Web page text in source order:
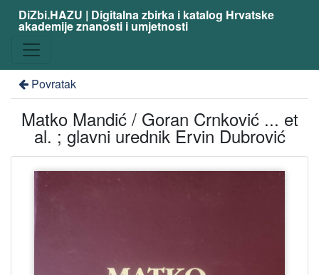
DiZbi.HAZU | Digitalna zbirka i katalog Hrvatske
akademije znanosti i umjetnosti
Povratak
Matko Mandić / Goran Crnković ... et
al. ; glavni urednik Ervin Dubrović